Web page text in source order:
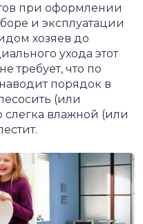
при оформлении
и эксплуатации
хозяев до
ухода этот
требует, что по
порядок в
(или
слегка влажной (или